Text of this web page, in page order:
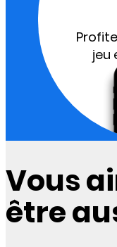
jeu
Vous
être